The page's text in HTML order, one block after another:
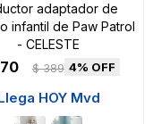
adaptador de
infantil de Paw Patrol
- CELESTE
$ 389 4
HOY Mvd